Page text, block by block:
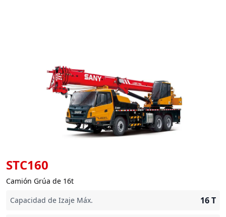
STC160
Camión Grúa de 16t
Capacidad de Izaje Máx.
16T